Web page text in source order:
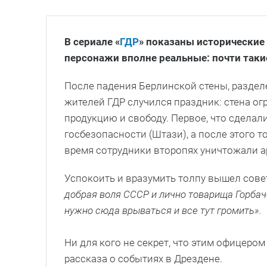
В сериале «ГДР» показаны
персонажи вполне реальные: почти
После падения Берлинской стены,
жителей ГДР случился праздник: стена
продукцию и свободу. Первое, что
госбезопасности (Штази), а после этого
время сотрудники второпях уничтожали
Успокоить и вразумить толпу вышел
добрая воля СССР и лично товарища
нужно сюда врываться и все тут громить».
Ни для кого не секрет, что этим
рассказа о событиях в Дрездене.